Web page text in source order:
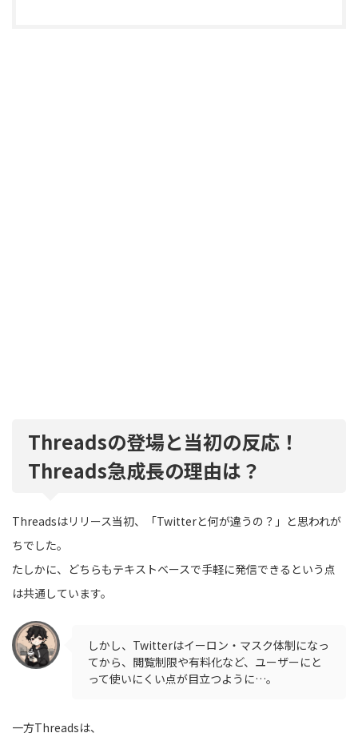
Threadsの登場と当初の反応！
Threads急成長の理由は？
Threadsはリリース当初、「Twitterと何が違うの？」と思われが
ちでした。
たしかに、どちらもテキストベースで手軽に発信できるという点
は共通しています。
しかし、Twitterはイーロン・マスク体制になっ
てから、閲覧制限や有料化など、ユーザーにと
って使いにくい点が目立つように…。
一方Threadsは、